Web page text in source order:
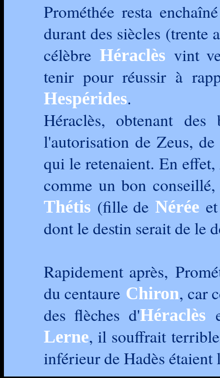
Prométhée resta
durant des siècles (trente
célèbre Héraclès vint
tenir pour réussir à
Hespérides.
Héraclès, obtenant
l'autorisation de Zeus,
qui le retenaient. En
comme un bon
Thétis (fille de Nérée
dont le destin serait de le
Rapidement après,
du centaure Chiron, car
des flèches d'Héraclès
Lerne, il souffrait
inférieur de Hadès étaient